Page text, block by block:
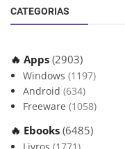
CATEGORIAS
🔥 Apps (2903)
Windows (1197)
Android (634)
Freeware (1058)
🔥 Ebooks (6485)